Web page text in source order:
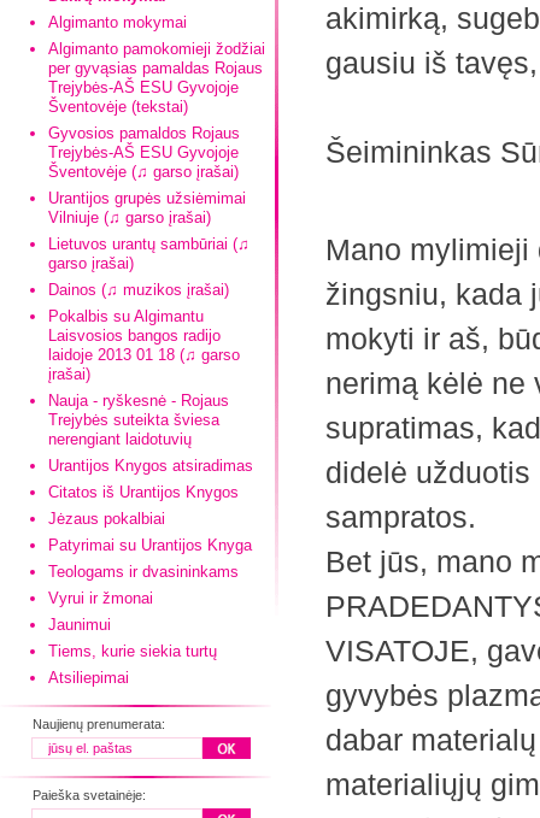
Algimanto mokymai
Algimanto pamokomieji žodžiai
per gyvąsias pamaldas Rojaus
Trejybės-AŠ ESU Gyvojoje
Šventovėje (tekstai)
Gyvosios pamaldos Rojaus
Trejybės-AŠ ESU Gyvojoje
Šventovėje (♫ garso įrašai)
Urantijos grupės užsiėmimai
Vilniuje (♫ garso įrašai)
Lietuvos urantų sambūriai (♫
garso įrašai)
Dainos (♫ muzikos įrašai)
Pokalbis su Algimantu
Laisvosios bangos radijo
laidoje 2013 01 18 (♫ garso
įrašai)
Nauja - ryškesnė - Rojaus
Trejybės suteikta šviesa
nerengiant laidotuvių
Urantijos Knygos atsiradimas
Citatos iš Urantijos Knygos
Jėzaus pokalbiai
Patyrimai su Urantijos Knyga
Teologams ir dvasininkams
Vyrui ir žmonai
Jaunimui
Tiems, kurie siekia turtų
Atsiliepimai
Naujienų prenumerata:
Paieška svetainėje:
akimirką,
gausiu iš
Šeimininkas
Mano
žingsniu, kada
mokyti ir aš,
nerimą kėlė ne
supratimas,
didelė
sampratos.
Bet jūs, mano
VISATOJE,
gyvybės
dabar
materialiųjų